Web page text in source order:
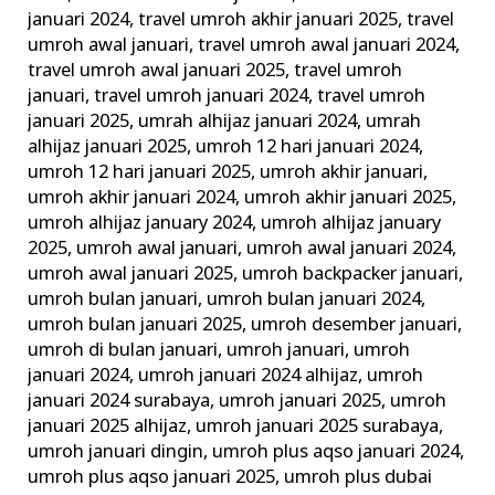
januari 2024,travel umroh akhir januari 2025,travel
umroh awal januari,travel umroh awal januari 2024,
travel umroh awal januari 2025,travel umroh
januari,travel umroh januari 2024,travel umroh
januari 2025, umrah alhijaz januari 2024, umrah
alhijaz januari 2025, umroh 12 hari januari 2024,
umroh 12 hari januari 2025, umroh akhir januari,
umroh akhir januari 2024, umroh akhir januari 2025,
umroh alhijaz january 2024, umroh alhijaz january
2025, umroh awal januari, umroh awal januari 2024,
umroh awal januari 2025, umroh backpacker januari,
umroh bulan januari, umroh bulan januari 2024,
umroh bulan januari 2025, umroh desember januari,
umroh di bulan januari, umroh januari, umroh
januari 2024, umroh januari 2024 alhijaz, umroh
januari 2024 surabaya, umroh januari 2025, umroh
januari 2025 alhijaz, umroh januari 2025 surabaya,
umroh januari dingin, umroh plus aqso januari 2024,
umroh plus aqso januari 2025, umroh plus dubai